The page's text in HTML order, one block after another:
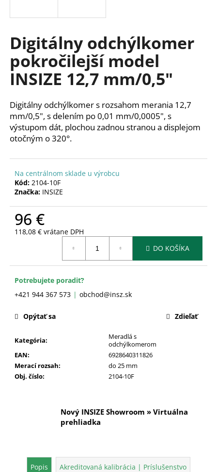
Digitálny odchýlkomer
pokročilejší model
INSIZE 12,7 mm/0,5"
Digitálny odchýlkomer s rozsahom merania 12,7
mm/0,5", s delením po 0,01 mm/0,0005", s
výstupom dát, plochou zadnou stranou a displejom
otočným o 320°.
Na centrálnom sklade u výrobcu
Kód: 2104-10F
Značka: INSIZE
96 €
118,08 € vrátane DPH
DO KOŠÍKA
Potrebujete poradiť?
+421 944 367 573
obchod@insz.sk
Kategória:
Meradlá s
odchýlkomerom
EAN:
6928640311826
Merací rozsah:
do 25 mm
Obj. číslo: 2104-10F
Opýtať sa Zdieľať
Nový INSIZE Showroom » Virtuálna
prehliadka
Popis Akreditovaná kalibrácia | Príslušenstvo
s
ť
?
HĽADAŤ
O
p
o
ú
a